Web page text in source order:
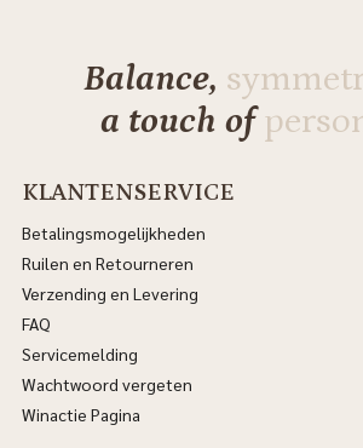
Balance,
a touch of
KLANTENSERVICE
Betalingsmogelijkheden
Ruilen en Retourneren
Verzending en Levering
FAQ
Servicemelding
Wachtwoord vergeten
Winactie Pagina